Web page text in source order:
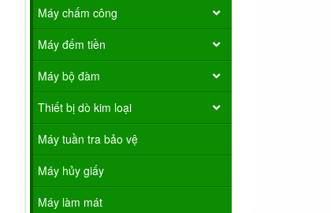
Máy chấm công
Máy đếm tiền
Máy bộ đàm
Thiết bị dò kim loại
Máy tuần tra bảo vệ
Máy hủy giấy
Máy làm mát